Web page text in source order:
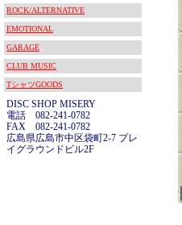
ROCK/ALTERNATIVE
EMOTIONAL
GARAGE
CLUB MUSIC
TシャツGOODS
DISC SHOP MISERY
電話 082-241-0782
FAX 082-241-0782
広島県広島市中区袋町2-7 プレ
イグラウンドビル2F